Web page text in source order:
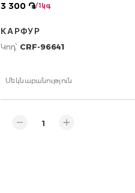
3 300 ֏/ 1կգ
КАРФУР
Կոդ՝ CRF-96641
Մեկնաբանություն